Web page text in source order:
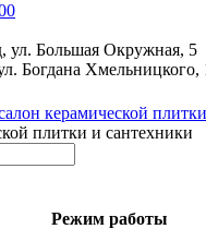
ул. Большая Окружная, 5
Богдана Хмельницкого,
плитки и сантехники
Режим работы